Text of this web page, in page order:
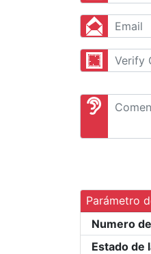
Parámetro
Numero
Estado de